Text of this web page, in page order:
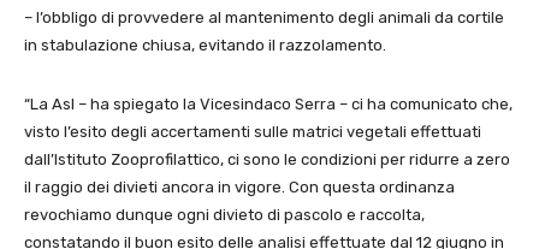
– l’obbligo di provvedere al mantenimento degli animali da cortile
in stabulazione chiusa, evitando il razzolamento.
“La Asl – ha spiegato la Vicesindaco Serra – ci ha comunicato che,
visto l’esito degli accertamenti sulle matrici vegetali effettuati
dall’Istituto Zooprofilattico, ci sono le condizioni per ridurre a zero
il raggio dei divieti ancora in vigore. Con questa ordinanza
revochiamo dunque ogni divieto di pascolo e raccolta,
constatando il buon esito delle analisi effettuate dal 12 giugno in